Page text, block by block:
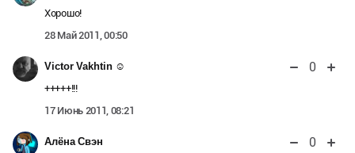
Хорошо!
28 Май 2011, 00:50
Victor Vakhtin ☺ 0
+++++!!!
17 Июнь 2011, 08:21
Алёна Свэн 0